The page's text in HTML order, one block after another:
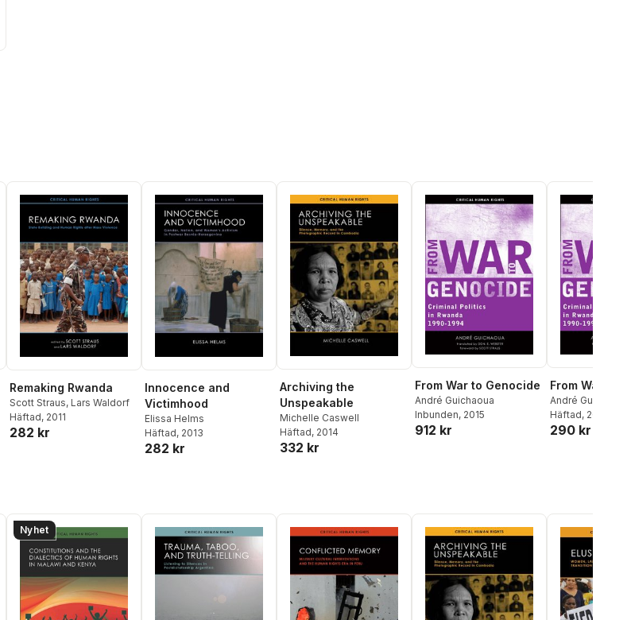
Remaking Rwanda
Scott Straus, Lars Waldorf
Häftad, 2011
282 kr
Innocence and
Victimhood
Elissa Helms
Häftad, 2013
282 kr
Archiving the
Unspeakable
Michelle Caswell
Häftad, 2014
332 kr
From War to Genocide
André Guichaoua
Inbunden, 2015
912 kr
From War to
André Guichaoua
Häftad, 2017
290 kr
Nyhet